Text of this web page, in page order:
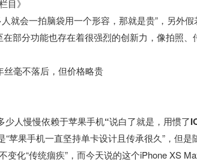
目》
就会一拍脑袋用一个形容，那就是贵”， 另外
部分功能也存在着很强烈的创新力，像拍照
少人慢慢依赖于苹果手机“说白了就是，用惯了
“苹果手机一直坚持单卡设计且传承很久”，但
变化“传统痼疾”，而今天说的这个iPhone XS